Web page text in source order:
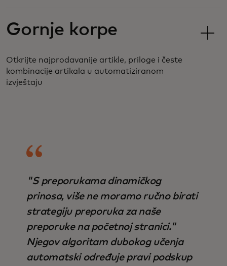
Gornje korpe
Otkrijte najprodavanije artikle, priloge i česte
kombinacije artikala u automatiziranom
izvještaju
"S preporukama dinamičkog
prinosa, više ne moramo ručno birati
strategiju preporuka za naše
preporuke na početnoj stranici."
Njegov algoritam dubokog učenja
automatski određuje pravi podskup